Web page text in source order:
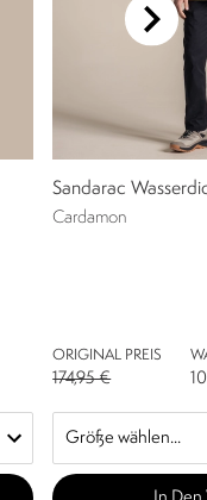
Sandarac
Cardamon
ORIGINAL PREIS
174,95 €